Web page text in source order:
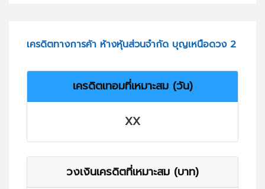
เครดิตทางการค้า ห้างหุ้นส่วนจำกัด บุญเหนือดวง 2
เครดิตเทอมที่เหมาะสม (วัน)
XX
วงเงินเครดิตที่เหมาะสม (บาท)